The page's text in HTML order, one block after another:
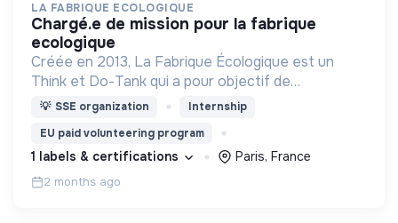
LA FABRIQUE ECOLOGIQUE
chargé.e de mission pour la fabrique
ecologique
Créée en 2013, La Fabrique Écologique est un
Think et Do-Tank qui a pour objectif de
promouvoir l'écologie et le développement durable
concrètes.
💡 SSE organization
Internship
EU paid volunteering program
1 labels & certifications Paris, France
2 months ago